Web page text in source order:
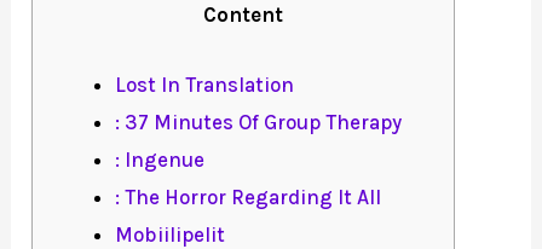
Content
Lost In Translation
: 37 Minutes Of Group Therapy
: Ingenue
: The Horror Regarding It All
Mobiilipelit